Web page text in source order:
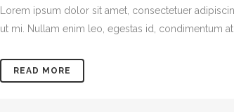
Lorem ipsum dolor sit amet, consectetuer
ut mi. Nullam enim leo, egestas id, condimentum at,
READ MORE